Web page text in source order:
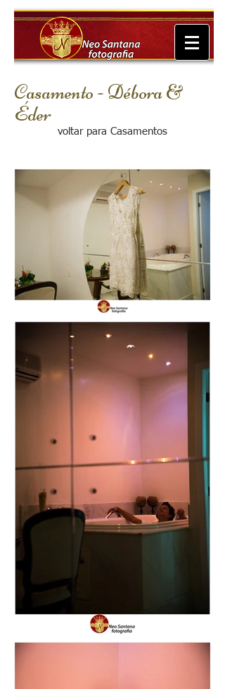
Casamento - Débora &
Éder
voltar para Casamentos